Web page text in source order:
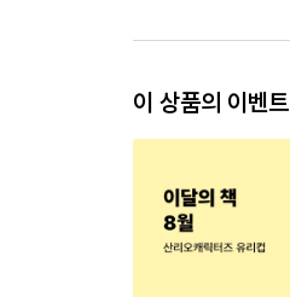
이 상품의 이벤트